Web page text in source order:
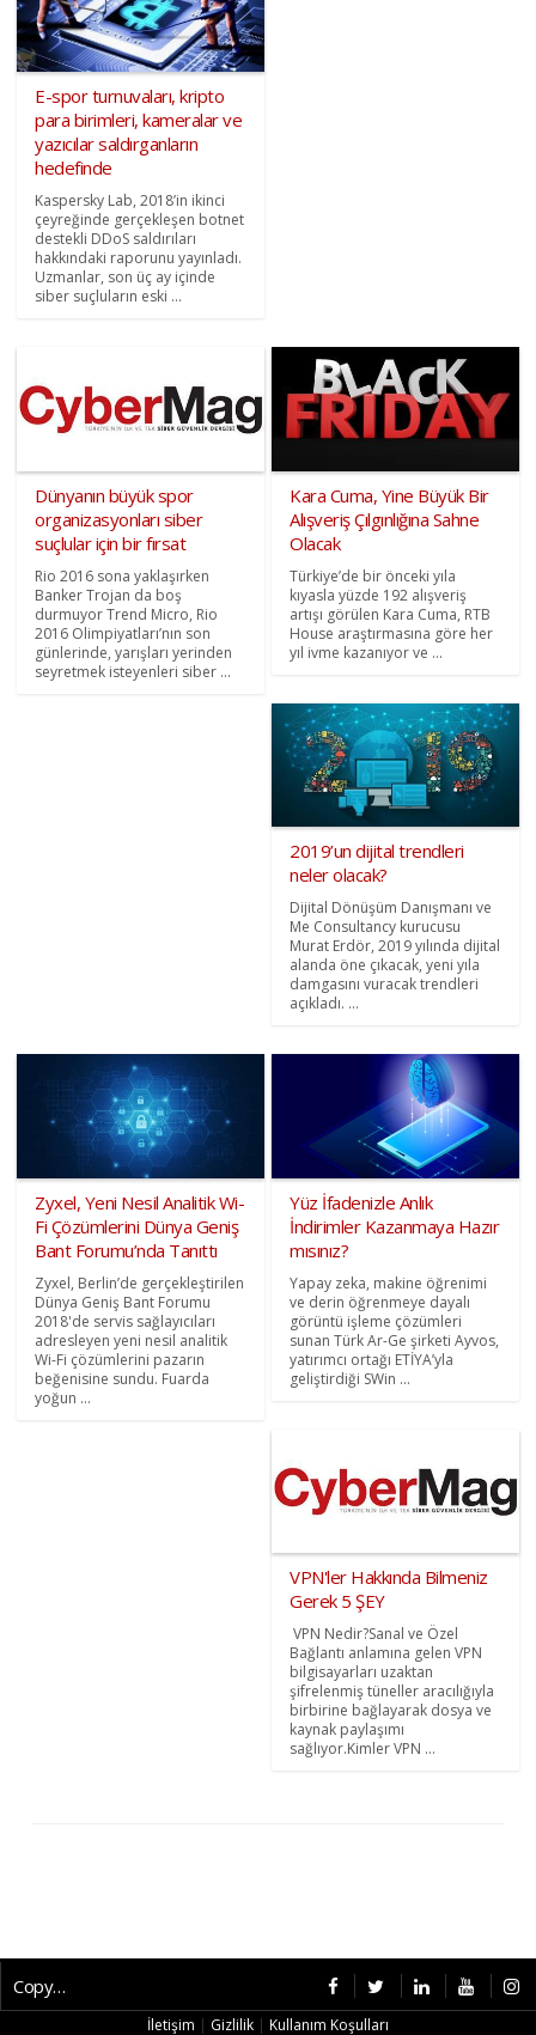
E-spor turnuvaları, kripto
para birimleri, kameralar ve
yazıcılar saldırganların
hedefinde
Kaspersky Lab, 2018’in ikinci
çeyreğinde gerçekleşen botnet
destekli DDoS saldırıları
hakkındaki raporunu yayınladı.
Uzmanlar, son üç ay içinde
siber suçluların eski ...
Dünyanın büyük spor
organizasyonları siber
suçlular için bir fırsat
Rio 2016 sona yaklaşırken
Banker Trojan da boş
durmuyor Trend Micro, Rio
2016 Olimpiyatları’nın son
günlerinde, yarışları yerinden
seyretmek isteyenleri siber ...
Kara Cuma, Yine Büyük Bir
Alışveriş Çılgınlığına Sahne
Olacak
Türkiye’de bir önceki yıla
kıyasla yüzde 192 alışveriş
artışı görülen Kara Cuma, RTB
House araştırmasına göre her
yıl ivme kazanıyor ve ...
2019’un dijital trendleri
neler olacak?
Dijital Dönüşüm Danışmanı ve
Me Consultancy kurucusu
Murat Erdör, 2019 yılında dijital
alanda öne çıkacak, yeni yıla
damgasını vuracak trendleri
açıkladı. ...
Zyxel, Yeni Nesil Analitik Wi-
Fi Çözümlerini Dünya Geniş
Bant Forumu’nda Tanıttı
Zyxel, Berlin’de gerçekleştirilen
Dünya Geniş Bant Forumu
2018'de servis sağlayıcıları
adresleyen yeni nesil analitik
Wi-Fi çözümlerini pazarın
beğenisine sundu. Fuarda
yoğun ...
Yüz İfadenizle Anlık
İndirimler Kazanmaya Hazır
mısınız?
Yapay zeka, makine öğrenimi
ve derin öğrenmeye dayalı
görüntü işleme çözümleri
sunan Türk Ar-Ge şirketi Ayvos,
yatırımcı ortağı ETİYA’yla
geliştirdiği SWin ...
VPN'ler Hakkında Bilmeniz
Gerek 5 ŞEY
VPN Nedir?Sanal ve Özel
Bağlantı anlamına gelen VPN
bilgisayarları uzaktan
şifrelenmiş tüneller aracılığıyla
birbirine bağlayarak dosya ve
kaynak paylaşımı
sağlıyor.Kimler VPN ...
Copyright © 2026 CybermagOnline
İletişim | Gizlilik | Kullanım Koşulları